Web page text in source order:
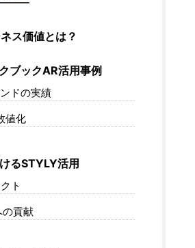
ス価値とは？
ブックAR活用事例
ドの実績
値化
るSTYLY活用
ト
貢献